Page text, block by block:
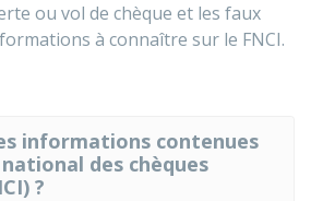
ou vol de chèque et les faux
à connaître sur le FNCI.
informations contenues
des chèques
?